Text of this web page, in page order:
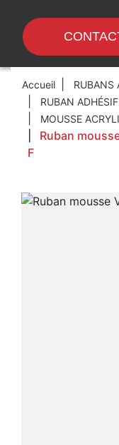
Accueil
RUBANS
RUBAN
MOUSSE
Ruban
F